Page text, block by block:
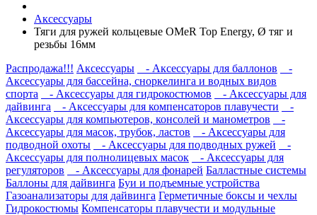
Аксессуары
Тяги для ружей кольцевые OMeR Top Energy, Ø тяг и
резьбы 16мм
Распродажа!!! Аксессуары - Аксессуары для баллонов
-
Аксессуары для бассейна, сноркелинга и водных видов
спорта
- Аксессуары для гидрокостюмов
- Аксессуары для
дайвинга
- Аксессуары для компенсаторов плавучести
-
Аксессуары для компьютеров, консолей и манометров
-
Аксессуары для масок, трубок, ластов
- Аксессуары для
подводной охоты
- Аксессуары для подводных ружей
-
Аксессуары для полнолицевых масок
- Аксессуары для
регуляторов
- Аксессуары для фонарей Балластные системы
Баллоны для дайвинга Буи и подъемные устройства
Газоанализаторы для дайвинга Герметичные боксы и чехлы
Гидрокостюмы Компенсаторы плавучести и модульные